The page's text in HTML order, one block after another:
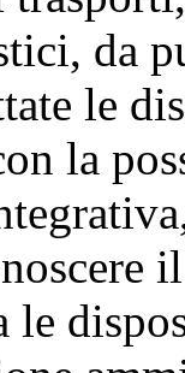
da
le
la
le